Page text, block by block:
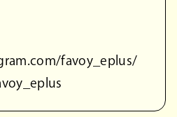
favoy_eplus/